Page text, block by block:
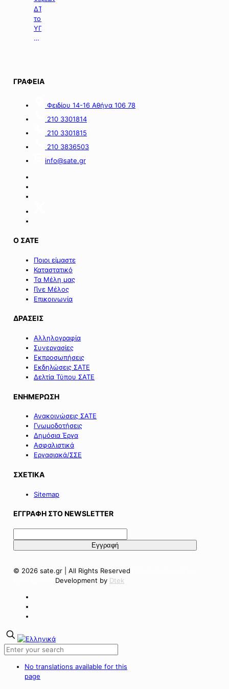
ΔΤ
του
ΥΠΠΕΝ
με
Πλαίσιο
για
Τουρισμό:
Στρατηγικό
οργανωμένη,
ΓΡΑΦΕΙΑ
Φειδίου 14-16 Αθήνα 106 78
210 3301814
210 3301815
210 3836503
info@sate.gr
Ο ΣΑΤΕ
Ποιοι είμαστε
Καταστατικό
Τα Μέλη μας
Γίνε Μέλος
Επικοινωνία
ΔΡΑΣΕΙΣ
Αλληλογραφία
Συνεργασίες
Εκπροσωπήσεις
Εκδηλώσεις ΣΑΤΕ
Δελτία Τύπου ΣΑΤΕ
ΕΝΗΜΕΡΩΣΗ
Ανακοινώσεις ΣΑΤΕ
Γνωμοδοτήσεις
Δημόσια Έργα
Ασφαλιστικά
Εργασιακά/ΣΣΕ
ΣΧΕΤΙΚΑ
Sitemap
ΕΓΓΡΑΦΗ ΣΤΟ NEWSLETTER
© 2026 sate.gr | All Rights Reserved
Development by Dtek
No translations available for this
page